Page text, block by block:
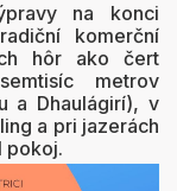
na konci
komerční
hôr ako čert
metrov
a Dhaulágirí), v
a pri jazerách
pokoj.